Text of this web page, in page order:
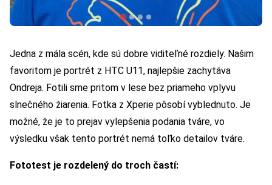
Jedna z mála scén, kde sú dobre viditeľné rozdiely. Našim
favoritom je portrét z HTC U11, najlepšie zachytáva
Ondreja. Fotili sme pritom v lese bez priameho vplyvu
slnečného žiarenia. Fotka z Xperie pôsobí vyblednuto. Je
možné, že je to prejav vylepšenia podania tváre, vo
výsledku však tento portrét nemá toľko detailov tváre.
Fototest je rozdelený do troch častí: